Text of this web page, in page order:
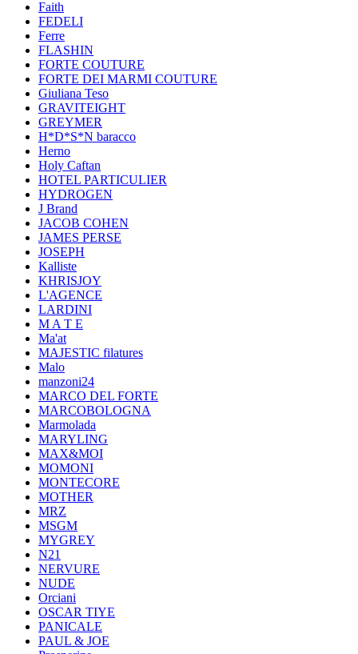
Faith
FEDELI
Ferre
FLASHIN
FORTE COUTURE
FORTE DEI MARMI COUTURE
Giuliana Teso
GRAVITEIGHT
GREYMER
H*D*S*N baracco
Herno
Holy Caftan
HOTEL PARTICULIER
HYDROGEN
J Brand
JACOB COHEN
JAMES PERSE
JOSEPH
Kalliste
KHRISJOY
L'AGENCE
LARDINI
M A T E
Ma'at
MAJESTIC filatures
Malo
manzoni24
MARCO DEL FORTE
MARCOBOLOGNA
Marmolada
MARYLING
MAX&MOI
MOMONI
MONTECORE
MOTHER
MRZ
MSGM
MYGREY
N21
NERVURE
NUDE
Orciani
OSCAR TIYE
PANICALE
PAUL & JOE